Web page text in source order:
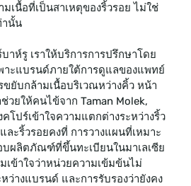
เนื้อที่เป็นสาเหตุของริ้วรอย ไม่ใช่
านั้น
าห์รู เราให้บริการการปรึกษาโดย
ะแบรนด์ภายใต้การดูแลของแพทย์
ขยับกล้ามเนื้อบริเวณหว่างคิ้ว หน้า
วยให้คนไข้จาก Taman Molek,
โปร์เข้าใจความแตกต่างระหว่างริ้ว
ละริ้วรอยคงที่ การวางแผนที่เหมาะ
ผลิตภัณฑ์ที่ขึ้นทะเบียนในมาเลเซีย
เข้าใจว่าหน่วยความเข้มข้นไม่
ว่างแบรนด์ และการรับรองว่ายังคง